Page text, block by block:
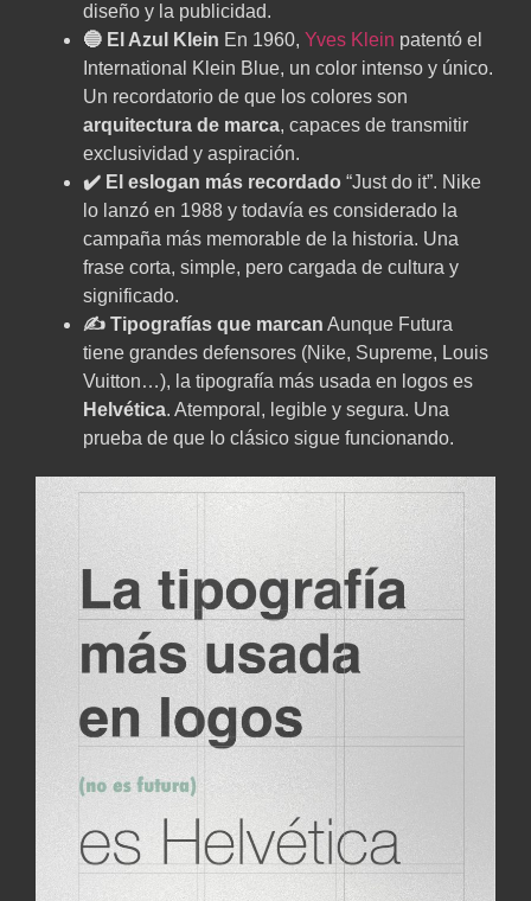
diseño y la publicidad.
🔵 El Azul Klein En 1960, Yves Klein patentó el
International Klein Blue, un color intenso y único.
Un recordatorio de que los colores son
arquitectura de marca, capaces de transmitir
exclusividad y aspiración.
✔️ El eslogan más recordado “Just do it”. Nike
lo lanzó en 1988 y todavía es considerado la
campaña más memorable de la historia. Una
frase corta, simple, pero cargada de cultura y
significado.
✍️ Tipografías que marcan Aunque Futura
tiene grandes defensores (Nike, Supreme, Louis
Vuitton…), la tipografía más usada en logos es
Helvética. Atemporal, legible y segura. Una
prueba de que lo clásico sigue funcionando.